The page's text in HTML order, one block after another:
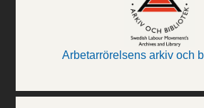
Arbetarrörelsens arkiv och